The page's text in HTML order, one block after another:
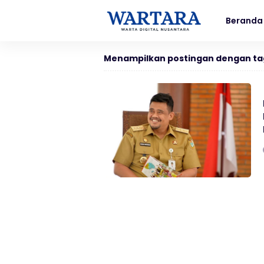
Beranda
Menampilkan postingan dengan